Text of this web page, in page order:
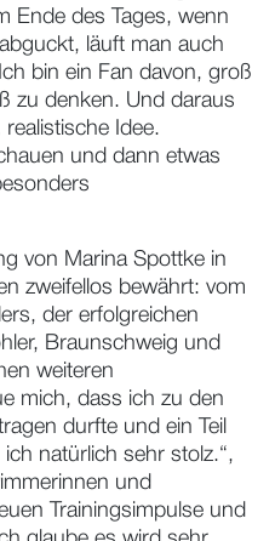
Ende des Tages, wenn
läuft man auch
bin ein Fan davon, groß
zu denken. Und daraus
Idee.
und dann etwas
von Marina Spottke in
zweifellos bewährt: vom
der erfolgreichen
Braunschweig und
weiteren
mich, dass ich zu den
durfte und ein Teil
natürlich sehr stolz.“,
und
Trainingsimpulse und